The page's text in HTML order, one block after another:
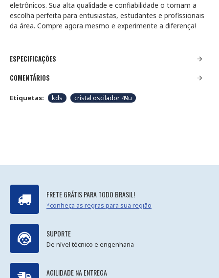
eletrônicos. Sua alta qualidade e confiabilidade o tornam a
escolha perfeita para entusiastas, estudantes e profissionais
da área. Compre agora mesmo e experimente a diferença!
ESPECIFICAÇÕES
COMENTÁRIOS
Etiquetas: kds cristal oscilador 49u
FRETE GRÁTIS PARA TODO BRASIL!
*conheça as regras para sua região
SUPORTE
De nível técnico e engenharia
AGILIDADE NA ENTREGA